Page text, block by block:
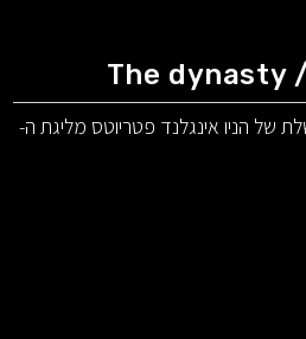
The dynasty
של הניו אינגלנד פטריוטס מליגת ה-